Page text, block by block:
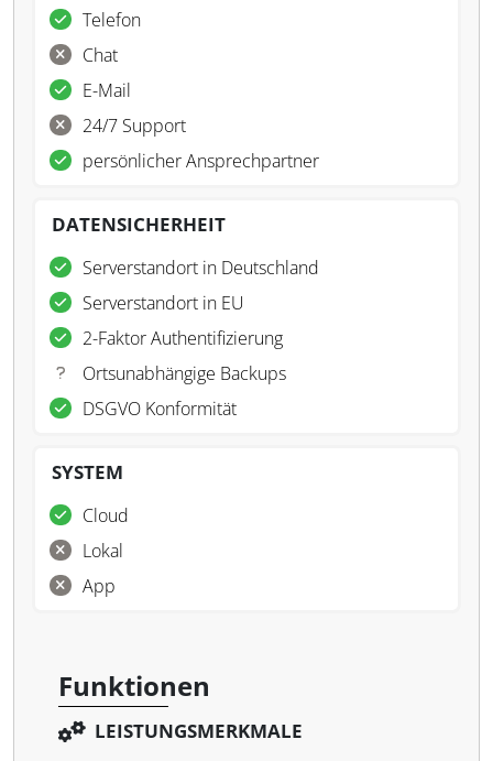
Telefon
Chat
E-Mail
24/7 Support
persönlicher Ansprechpartner
DATENSICHERHEIT
Serverstandort in Deutschland
Serverstandort in EU
2-Faktor Authentifizierung
Ortsunabhängige Backups
DSGVO Konformität
SYSTEM
Cloud
Lokal
App
Funktionen
LEISTUNGSMERKMALE